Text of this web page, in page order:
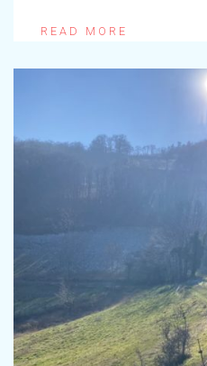
READ MORE